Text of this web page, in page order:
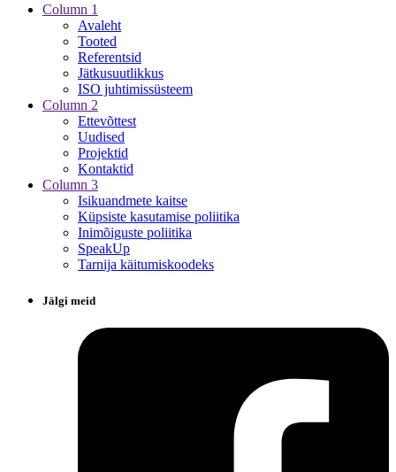
Column 1
Avaleht
Tooted
Referentsid
Jätkusuutlikkus
ISO juhtimissüsteem
Column 2
Ettevõttest
Uudised
Projektid
Kontaktid
Column 3
Isikuandmete kaitse
Küpsiste kasutamise poliitika
Inimõiguste poliitika
SpeakUp
Tarnija käitumiskoodeks
Jälgi meid